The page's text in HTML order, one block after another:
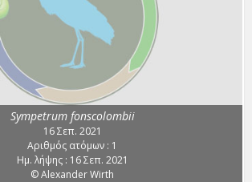
Sympetrum fonscolombii
16 Σεπ. 2021
Αριθμός ατόμων : 1
Ημ. λήψης : 16 Σεπ. 2021
© Alexander Wirth